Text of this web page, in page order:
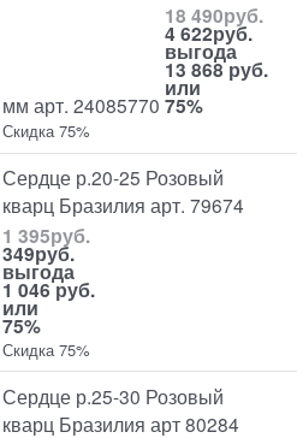
мм арт. 24085770
18 490руб.
4 622руб.
выгода
13 868 руб.
или
75%
Скидка 75%
Сердце р.20-25 Розовый
кварц Бразилия арт. 79674
1 395руб.
349руб.
выгода
1 046 руб.
или
75%
Скидка 75%
Сердце р.25-30 Розовый
кварц Бразилия арт 80284